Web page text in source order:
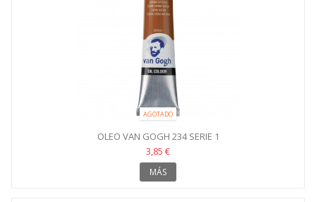
AGOTADO
OLEO VAN GOGH 234 SERIE 1
3,85 €
MÁS